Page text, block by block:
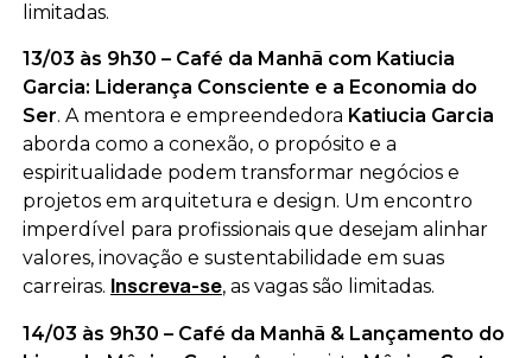
limitadas.
13/03 às 9h30 – Café da Manhã com Katiucia
Garcia: Liderança Consciente e a Economia do
Ser. A mentora e empreendedora Katiucia Garcia
aborda como a conexão, o propósito e a
espiritualidade podem transformar negócios e
projetos em arquitetura e design. Um encontro
imperdível para profissionais que desejam alinhar
valores, inovação e sustentabilidade em suas
carreiras. Inscreva-se, as vagas são limitadas.
14/03 às 9h30 – Café da Manhã & Lançamento do